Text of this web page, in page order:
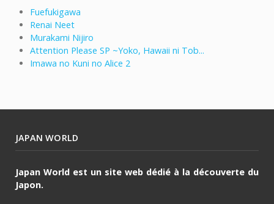
Fuefukigawa
Renai Neet
Murakami Nijiro
Attention Please SP ~Yoko, Hawaii ni Tob...
Imawa no Kuni no Alice 2
JAPAN WORLD
Japan World est un site web dédié à la découverte du
Japon.